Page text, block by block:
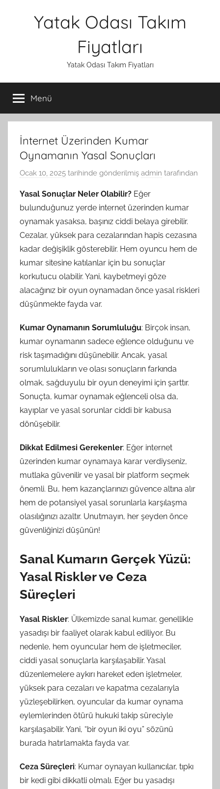
Yatak Odası Takım
Fiyatları
Yatak Odası Takım Fiyatları
Menü
İnternet Üzerinden Kumar
Oynamanın Yasal Sonuçları
Ocak 10, 2025 tarihinde gönderilmiş admin tarafından
Yasal Sonuçlar Neler Olabilir? Eğer
bulunduğunuz yerde internet üzerinden kumar
oynamak yasaksa, başınız ciddi belaya girebilir.
Cezalar, yüksek para cezalarından hapis cezasına
kadar değişiklik gösterebilir. Hem oyuncu hem de
kumar sitesine katılanlar için bu sonuçlar
korkutucu olabilir. Yani, kaybetmeyi göze
alacağınız bir oyun oynamadan önce yasal riskleri
düşünmekte fayda var.
Kumar Oynamanın Sorumluluğu: Birçok insan,
kumar oynamanın sadece eğlence olduğunu ve
risk taşımadığını düşünebilir. Ancak, yasal
sorumlulukların ve olası sonuçların farkında
olmak, sağduyulu bir oyun deneyimi için şarttır.
Sonuçta, kumar oynamak eğlenceli olsa da,
kayıplar ve yasal sorunlar ciddi bir kabusa
dönüşebilir.
Dikkat Edilmesi Gerekenler: Eğer internet
üzerinden kumar oynamaya karar verdiyseniz,
mutlaka güvenilir ve yasal bir platform seçmek
önemli. Bu, hem kazançlarınızı güvence altına alır
hem de potansiyel yasal sorunlarla karşılaşma
olasılığınızı azaltır. Unutmayın, her şeyden önce
güvenliğinizi düşünün!
Sanal Kumarın Gerçek Yüzü:
Yasal Riskler ve Ceza
Süreçleri
Yasal Riskler: Ülkemizde sanal kumar, genellikle
yasadışı bir faaliyet olarak kabul ediliyor. Bu
nedenle, hem oyuncular hem de işletmeciler,
ciddi yasal sonuçlarla karşılaşabilir. Yasal
düzenlemelere aykırı hareket eden işletmeler,
yüksek para cezaları ve kapatma cezalarıyla
yüzleşebilirken, oyuncular da kumar oynama
eylemlerinden ötürü hukuki takip süreciyle
karşılaşabilir. Yani, “bir oyun iki oyu” sözünü
burada hatırlamakta fayda var.
Ceza Süreçleri: Kumar oynayan kullanıcılar, tıpkı
bir kedi gibi dikkatli olmalı. Eğer bu yasadışı